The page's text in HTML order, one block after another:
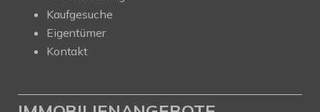
Kaufgesuche
Eigentümer
Kontakt